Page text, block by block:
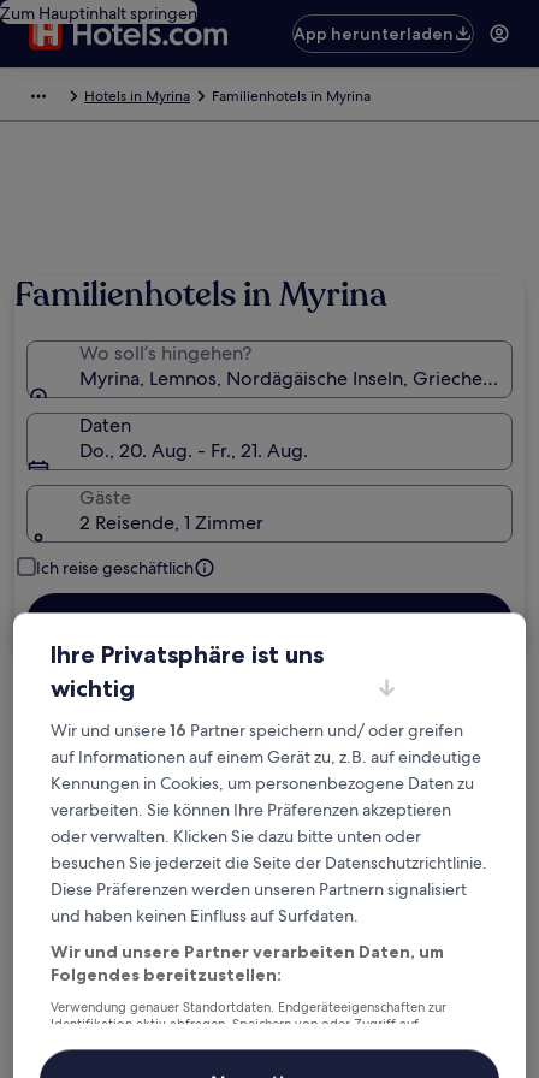
Zum Hauptinhalt springen
App herunterladen
Hotels in Myrina Familienhotels in Myrina
Familienhotels in Myrina
Wo soll’s hingehen?
Myrina, Lemnos, Nordägäische Inseln, Griechenland
Daten
Do., 20. Aug. - Fr., 21. Aug.
Gäste
2 Reisende, 1 Zimmer
Ich reise geschäftlich
Suchen
Planänderungen
Verdiene Prämien für jede
wahrgenommene Übernachtung
Mehr sparen mit Preisen für Mitglieder
Überprüfe die Preise für diese Daten
Ihre Privatsphäre ist uns
wichtig
Wir und unsere16 Partner speichern und/ oder greifen
auf Informationen auf einem Gerät zu, z.B. auf eindeutige
Kennungen in Cookies, um personenbezogene Daten zu
verarbeiten. Sie können Ihre Präferenzen akzeptieren
oder verwalten. Klicken Sie dazu bitte unten oder
besuchen Sie jederzeit die Seite der Datenschutzrichtlinie.
Diese Präferenzen werden unseren Partnern signalisiert
und haben keinen Einfluss auf Surfdaten.
Wir und unsere Partner verarbeiten Daten, um
Folgendes bereitzustellen:
Verwendung genauer Standortdaten. Endgeräteeigenschaften zur
Identifikation aktiv abfragen. Speichern von oder Zugriff auf
Inhalte, Messung von Werbeleistung und der Performance von Inhalten,